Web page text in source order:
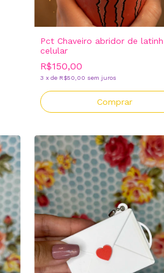
Pct Chaveiro abridor de
celular
R$150,00
3 x de R$50,00 sem juros
Comprar